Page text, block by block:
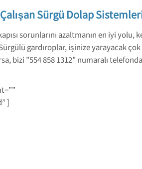
Sürgü Dolap
sorunlarını azaltmanın en iyi
gardıroplar, işinize yarayacak
bizi ”554 858 1312” numaralı
]